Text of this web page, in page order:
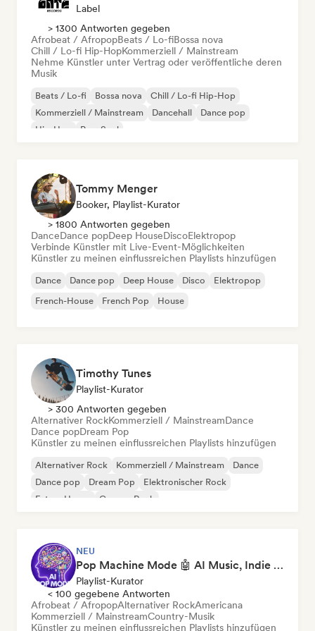
Label
> 1300 Antworten gegeben
Afrobeat / AfropopBeats / Lo-fiBossa nova
Chill / Lo-fi Hip-HopKommerziell / Mainstream
Nehme Künstler unter Vertrag oder veröffentliche deren
Musik
Beats / Lo-fi Bossa nova
Chill / Lo-fi Hip-Hop
Kommerziell / Mainstream
Dancehall
Dance pop
Hip-Hop
Pop-Soul
Tommy Menger
Booker, Playlist-Kurator
> 1800 Antworten gegeben
DanceDance popDeep HouseDiscoElektropop
Verbinde Künstler mit Live-Event-Möglichkeiten
Künstler zu meinen einflussreichen Playlists hinzufügen
Dance Dance pop Deep House Disco
Elektropop
French-House
French Pop House
Timothy Tunes
Playlist-Kurator
> 300 Antworten gegeben
Alternativer RockKommerziell / MainstreamDance
Dance popDream Pop
Künstler zu meinen einflussreichen Playlists hinzufügen
Alternativer Rock Kommerziell / Mainstream
Dance
Dance pop
Dream Pop
Elektronischer Rock
Future House
Garage-Rock
NEU
Pop Machine Mode 🤖 AI Music, Indie Pop & Dream Pop
Playlist-Kurator
< 100 gegebene Antworten
Afrobeat / AfropopAlternativer RockAmericana
Kommerziell / MainstreamCountry-Musik
Künstler zu meinen einflussreichen Playlists hinzufügen